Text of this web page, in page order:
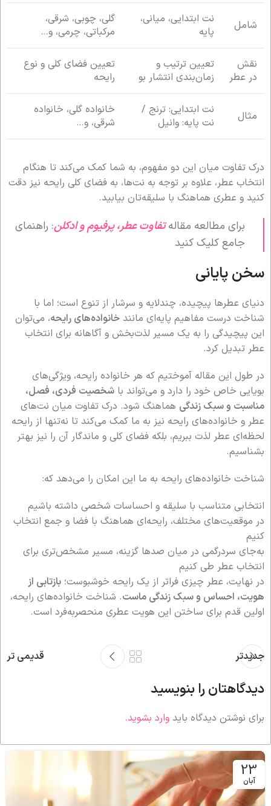
شامل
نت ابتدایی، میانی،
پایه
گلی، چوبی، شرقی،
مرکباتی، چرمی، و…
نقش
در عطر
تعیین ترتیب و
زمان‌بندی انتشار بو
تعیین فضای کلی و نوع
رایحه
مثال
نت ابتدایی: ترنج /
نت پایه: وانیل
خانواده گلی، خانواده
شرقی، و…
درک تفاوت میان این دو مفهوم، به شما کمک می‌کند تا هنگام
انتخاب عطر، علاوه بر توجه به نت‌ها، به فضای کلی رایحه نیز دقت
کنید و عطری هماهنگ با سلیقه‌تان بیابید.
برای مطالعه مقالهتفاوت عطر، پرفیوم و ادکلن: راهنمای
جامع کلیک کنید
سخن پایانی
دنیای عطرها پیچیده، چندلایه و سرشار از تنوع است؛ اما با
شناخت درست مفاهیم پایه‌ای مانند خانواده‌های رایحه، می‌توان
این پیچیدگی را به یک مسیر لذت‌بخش و آگاهانه برای انتخاب
عطر تبدیل کرد.
در طول این مقاله آموختیم که هر خانواده رایحه، ویژگی‌های
بویایی خاص خود را دارد و می‌تواند با شخصیت فردی، فصل،
مناسبت و سبک زندگی هماهنگ شود. درک تفاوت میان نت‌های
عطر و خانواده‌های رایحه نیز به ما کمک می‌کند تا نه‌تنها از رایحه
لحظه‌ای عطر لذت ببریم، بلکه فضای کلی و ماندگار آن را نیز بهتر
بشناسیم.
شناخت خانواده‌های رایحه به ما این امکان را می‌دهد که:
انتخابی متناسب با سلیقه و احساسات شخصی داشته باشیم
در موقعیت‌های مختلف، رایحه‌ای هماهنگ با فضا و جمع انتخاب
کنیم
به‌جای سردرگمی در میان صدها گزینه، مسیر مشخص‌تری برای
انتخاب عطر طی کنیم
در نهایت، عطر چیزی فراتر از یک رایحه خوشبوست؛ بازتابی از
هویت، احساس و سبک زندگی ماست. شناخت خانواده‌های رایحه،
اولین قدم برای ساختن این هویت عطری منحصربه‌فرد است.
جدیدتر قدیمی تر
دیدگاهتان را بنویسید
برای نوشتن دیدگاه باید وارد بشوید.
23
آبان